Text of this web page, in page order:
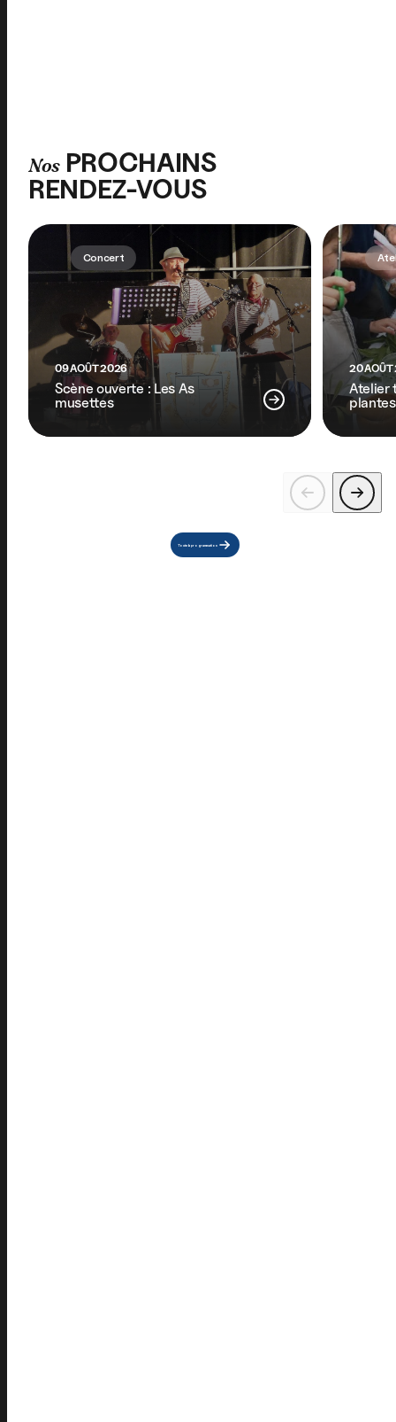
Nos PROCHAINS
RENDEZ-VOUS
Concert
09 AOÛT 2026
Scène ouverte : Les As
musettes
20
Atelier
Toute la programmation